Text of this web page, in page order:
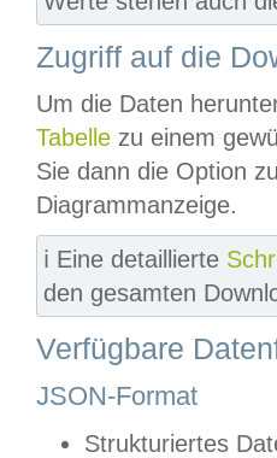
Zugriff auf die
Um die Daten
Tabelle zu einem
Sie dann die Option
Diagrammanzeige.
ℹ️ Eine detaillierte
den gesamten
Verfügbare
JSON-Format
Strukturiertes